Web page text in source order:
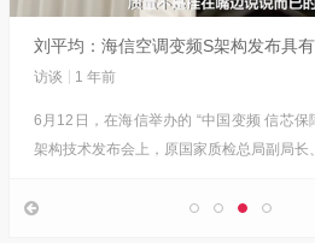
刘平均：海信空调变频S架构发布具
访谈 1 年前
6月12日，在海信举办的 “中国变频 信芯保
架构技术发布会上，原国家质检总局副局长